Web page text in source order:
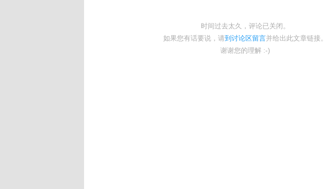
时间过去太久，评论已关闭。
如果您有话要说，请到讨论区留言并给出此文章链接。
谢谢您的理解 :-)